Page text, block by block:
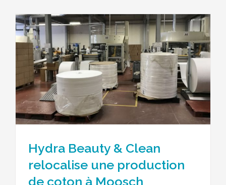
Hydra Beauty & Clean
relocalise une production
de coton à Moosch